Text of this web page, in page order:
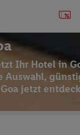
Ihr Hotel in
Auswahl,
jetzt